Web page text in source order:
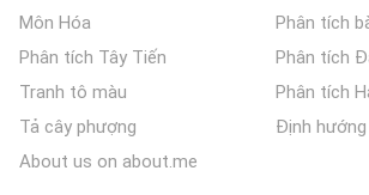
Môn Hóa
Phân tích Tây Tiến
Tranh tô màu
Tả cây phượng
About us on about.me
Phân tích
Phân tích
Phân tích
Định